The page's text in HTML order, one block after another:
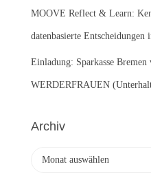
MOOVE Reflect & Learn:
datenbasierte
Einladung: Sparkasse
WERDERFRAUEN
Archiv